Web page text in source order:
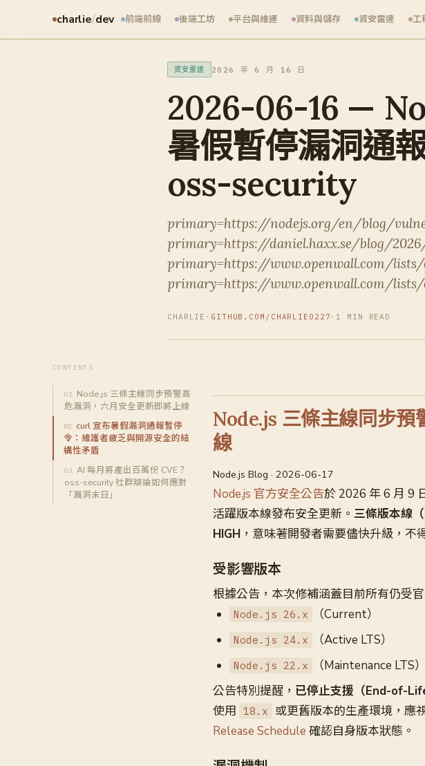
charlie/dev 前端前線 後端工坊 平台與維運 資料與儲存 資安雷達 工
資安雷達 2026 年 6 月 16 日
2026-06-16 —
暑假暫停漏洞通
oss-security
primary=https://nodejs.org/en/blog/
primary=https://daniel.haxx.se/blog/
primary=https://www.openwall.com/
primary=https://www.openwall.com/
CHARLIE · GITHUB.COM/CHARLIE0227 · 1 MIN READ
CONTENTS
Node.js 三條主線同步預警高
危漏洞，六月安全更新即將上線
curl 宣布暑假漏洞通報暫停
令：維護者疲乏與開源安全的結
構性矛盾
AI 每月將產出百萬份 CVE？
oss-security 社群辯論如何應對
「漏洞末日」
Node.js 三條主線同步
線
Node.js Blog · 2026-06-17
Node.js 官方安全公告於 2026 年 6 月 9
活躍版本線發布安全更新。 三條版本線（
HIGH ，意味著開發者需要儘快升級，不
受影響版本
根據公告，本次修補涵蓋目前所有仍受
Node.js 26.x （Current）
Node.js 24.x （Active LTS）
Node.js 22.x
（Maintenance LTS）
公告特別提醒， 已停止支援（End-of-
使用 18.x
或更舊版本的生產環境，應
Release Schedule 確認自身版本狀態。